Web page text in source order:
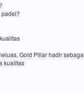
Gold Pillar hadir
kualitas